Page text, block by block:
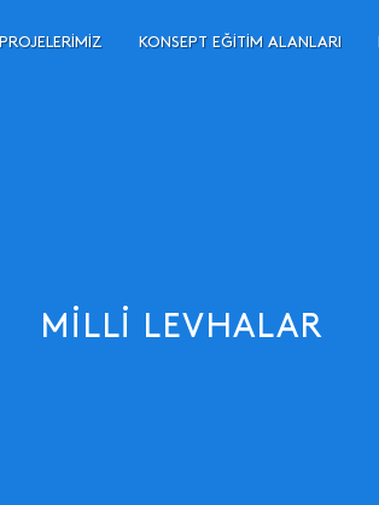
PROJELERIMIZ KONSEPT EĞITIM ALANLARI
MILLI LEVHALAR